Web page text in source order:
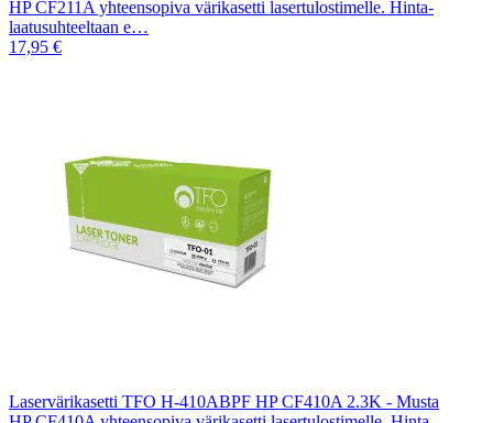
HP CF211A yhteensopiva värikasetti lasertulostimelle. Hinta-
laatusuhteeltaan e…
17,95 €
Laservärikasetti TFO H-410ABPF HP CF410A 2.3K - Musta